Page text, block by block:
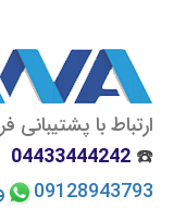
ارتباط با پشتیبانی
☎️
04433444242
09128943793